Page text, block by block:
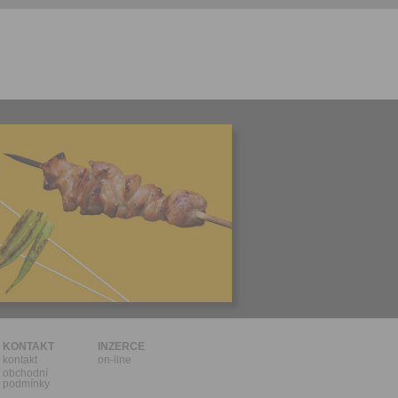
KONTAKT
kontakt
obchodní
podmínky
INZERCE
on-line
sdělení
v Praze.
let, nebo
tento
starší 16
s